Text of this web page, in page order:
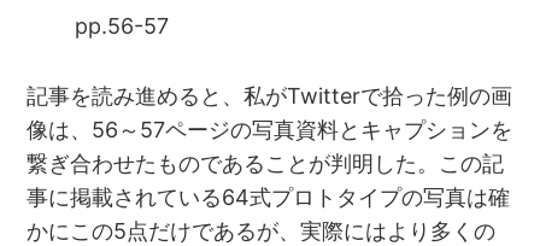
pp.56-57
記事を読み進めると、私がTwitterで拾った例の画
像は、56～57ページの写真資料とキャプションを
繋ぎ合わせたものであることが判明した。この記
事に掲載されている64式プロトタイプの写真は確
かにこの5点だけであるが、実際にはより多くの